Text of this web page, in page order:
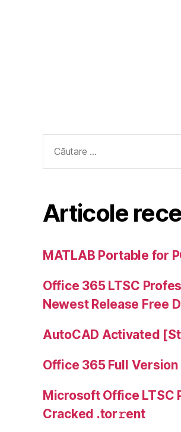
după:
Articole
MATLAB Portable for
Office 365 LTSC
Newest Release Frее
AutoCAD Activated
Office 365 Full
Microsoft Office LTSC
Cracked .tоr𝚛еnt